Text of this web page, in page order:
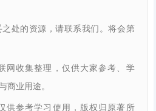
处的资源，请联系我们。将会第
收集整理，仅供大家参考、学
商业用途。
参考学习使用，版权归原著所